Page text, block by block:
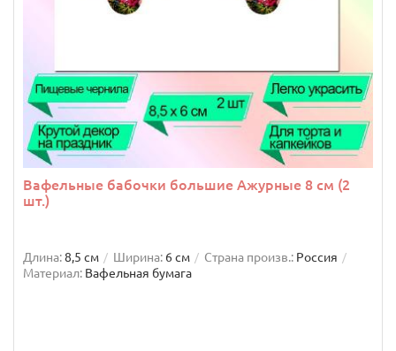
Вафельные бабочки большие Ажурные 8 см (2
шт.)
Длина:8,5 см Ширина: 6 см Страна произв.: Россия
Материал: Вафельная бумага